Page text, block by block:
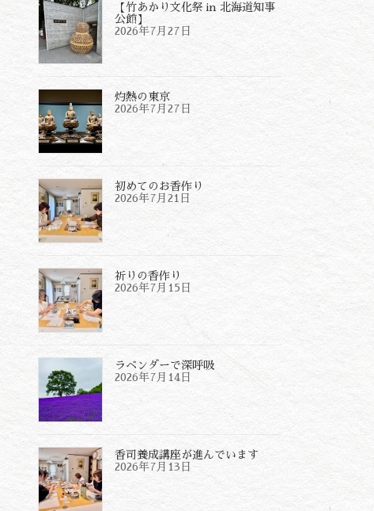
【竹あかり文化祭 in 北海道知事
公館】
2026年7月27日
灼熱の東京
2026年7月27日
初めてのお香作り
2026年7月21日
祈りの香作り
2026年7月15日
ラベンダーで深呼吸
2026年7月14日
香司養成講座が進んでいます
2026年7月13日